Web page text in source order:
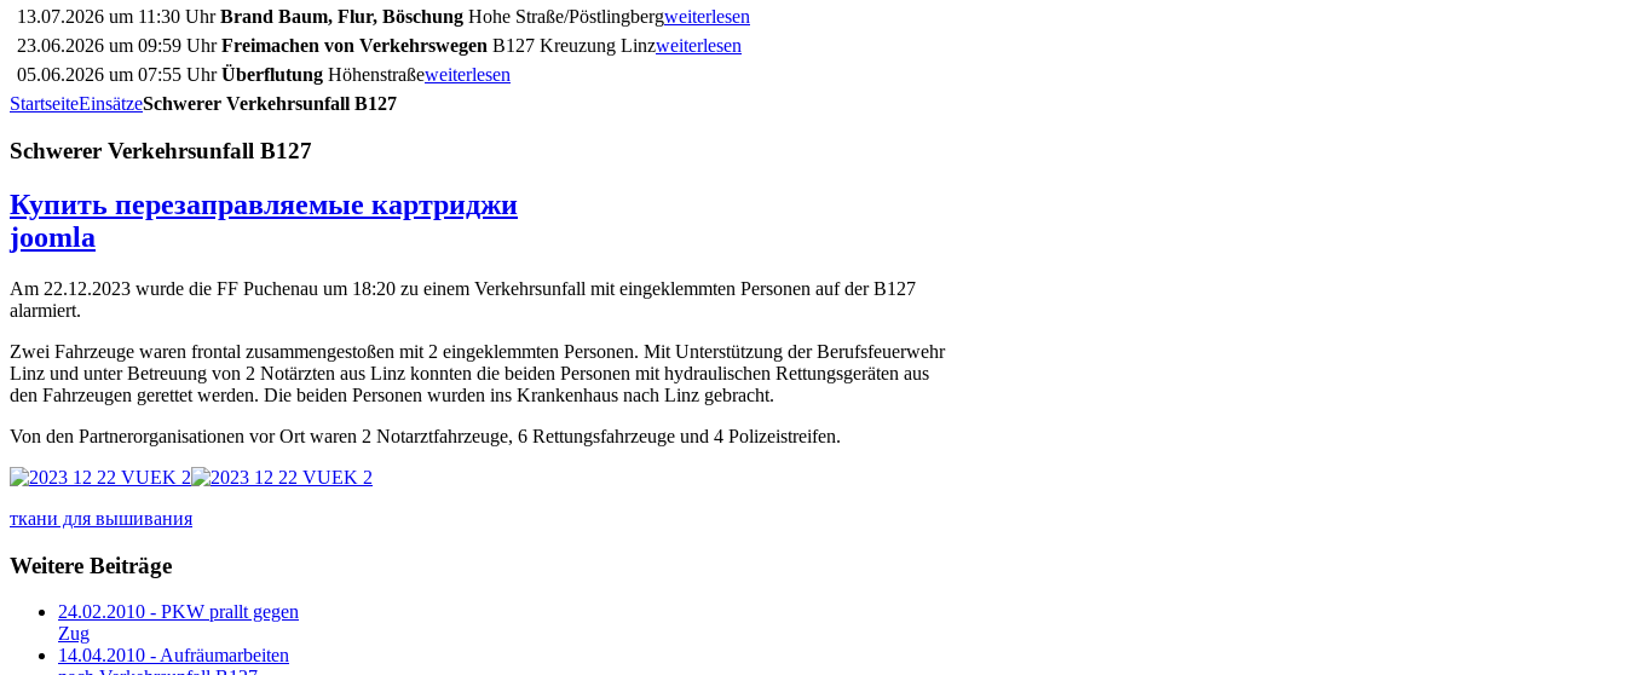
13.07.2026 um 11:30 UhrBrand Baum, Flur, Böschung Hohe Straße/Pöstlingbergweiterlesen
23.06.2026 um 09:59 UhrFreimachen von Verkehrswegen B127 Kreuzung Linzweiterlesen
05.06.2026 um 07:55 UhrÜberflutung Höhenstraßeweiterlesen
StartseiteEinsätzeSchwerer Verkehrsunfall B127
Schwerer Verkehrsunfall B127
Купить перезаправляемые картриджи
joomla
Am 22.12.2023 wurde die FF Puchenau um 18:20 zu einem Verkehrsunfall mit eingeklemmten Personen auf der B127
alarmiert.
Zwei Fahrzeuge waren frontal zusammengestoßen mit 2 eingeklemmten Personen. Mit Unterstützung der Berufsfeuerwehr
Linz und unter Betreuung von 2 Notärzten aus Linz konnten die beiden Personen mit hydraulischen Rettungsgeräten aus
den Fahrzeugen gerettet werden. Die beiden Personen wurden ins Krankenhaus nach Linz gebracht.
Von den Partnerorganisationen vor Ort waren 2 Notarztfahrzeuge, 6 Rettungsfahrzeuge und 4 Polizeistreifen.
ткани для вышивания
Weitere Beiträge
24.02.2010 - PKW prallt gegen
Zug
14.04.2010 - Aufräumarbeiten